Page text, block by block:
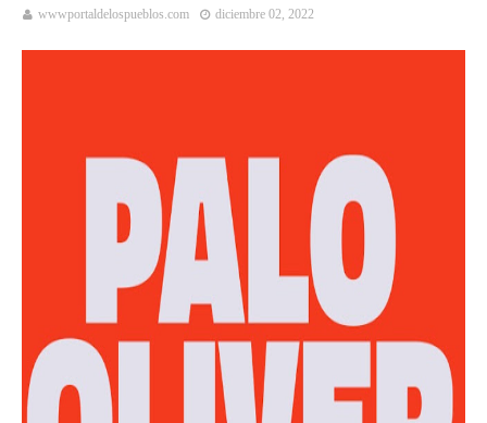
wwwportaldelospueblos.com diciembre 02, 2022